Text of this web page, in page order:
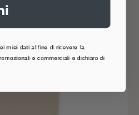
miei dati al fine di ricevere la
e commerciali e dichiaro di